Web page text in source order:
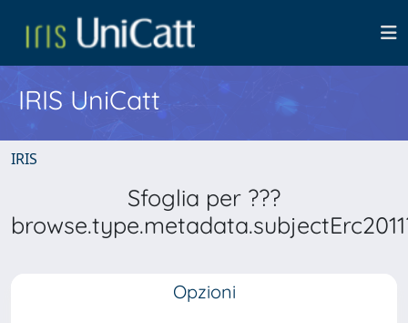
IRIS UniCatt
IRIS
Sfoglia per ???
Opzioni